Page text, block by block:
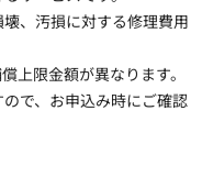
、汚損に対する修理費用
上限金額が異なります。
で、お申込み時にご確認